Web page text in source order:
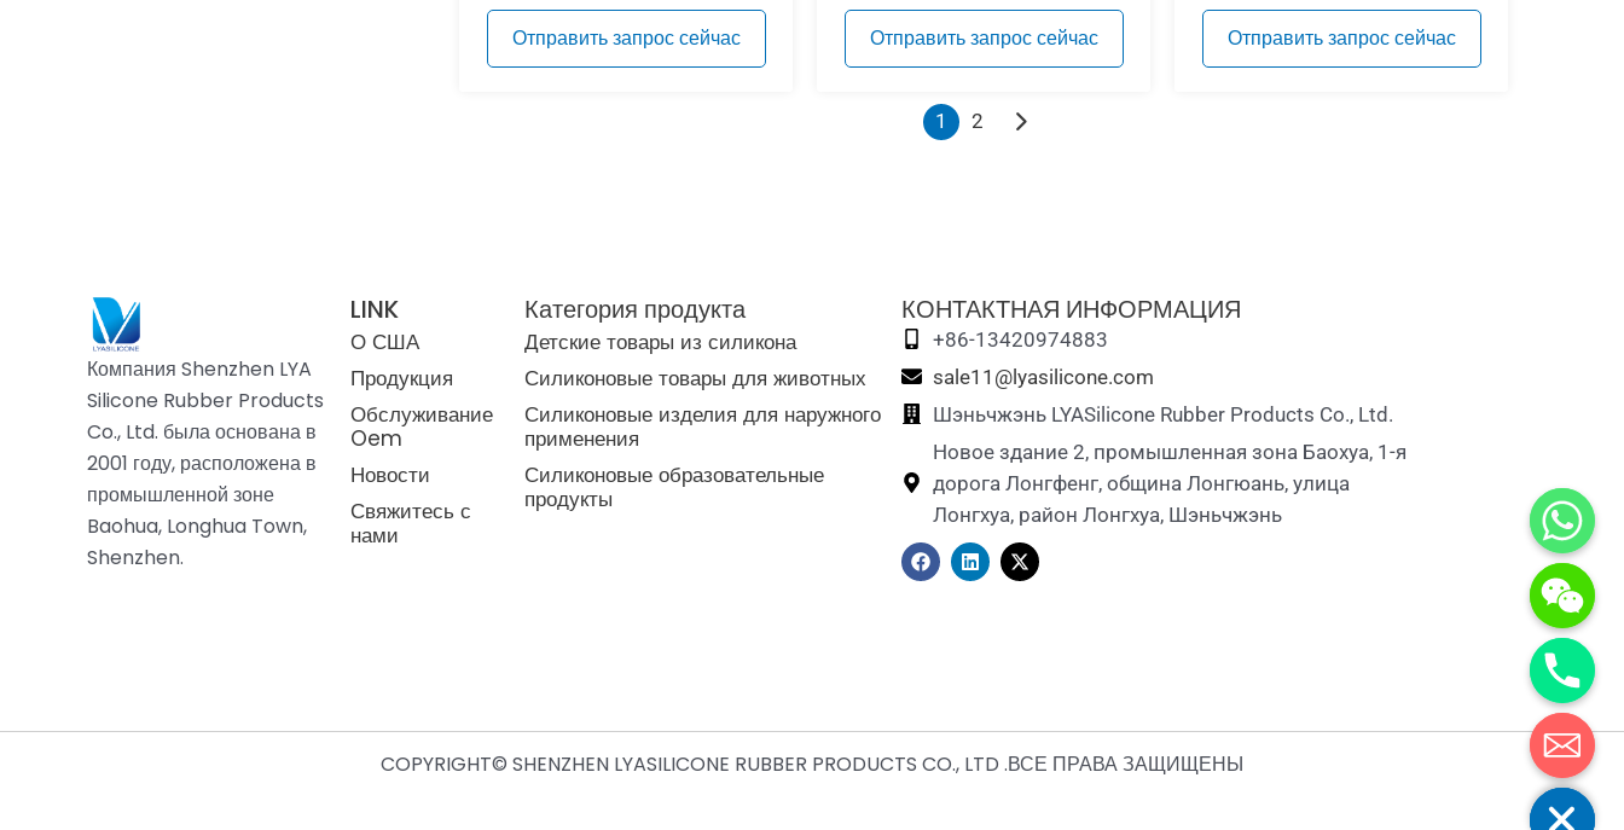
Отправить запрос сейчас Отправить запрос сейчас Отправить запрос сейчас
1 2
Компания Shenzhen LYA
Silicone Rubber Products
Co., Ltd. была основана в
2001 году, расположена в
промышленной зоне
Baohua, Longhua Town,
Shenzhen.
LINK
О США
Продукция
Обслуживание
Oem
Новости
Свяжитесь с
нами
Категория продукта
Детские товары из силикона
Силиконовые товары для животных
Силиконовые изделия для наружного
применения
Силиконовые образовательные
продукты
КОНТАКТНАЯ ИНФОРМАЦИЯ
+86-13420974883
sale11@lyasilicone.com
Шэньчжэнь LYASilicone Rubber Products Co., Ltd.
Новое здание 2, промышленная зона Баохуа, 1-я
дорога Лонгфенг, община Лонгюань, улица
Лонгхуа, район Лонгхуа, Шэньчжэнь
F
a
c
L
i
n
X
-
t
COPYRIGHT© SHENZHEN LYASILICONE RUBBER PRODUCTS CO., LTD .ВСЕ ПРАВА ЗАЩИЩЕНЫ Скрыть чати